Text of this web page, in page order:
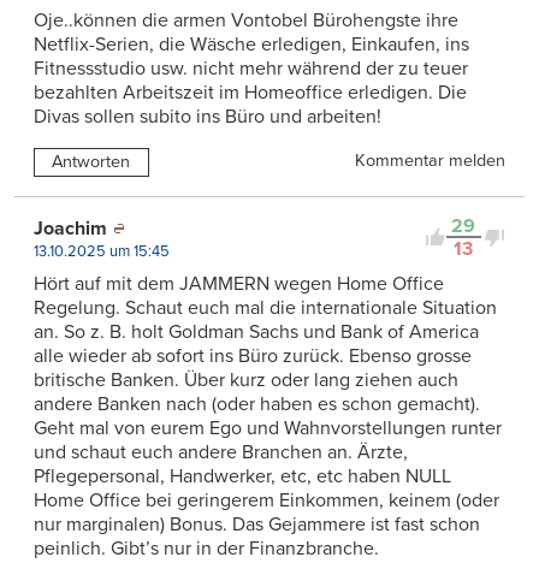
Oje..können die armen Vontobel Bürohengste ihre
Netflix-Serien, die Wäsche erledigen, Einkaufen, ins
Fitnessstudio usw. nicht mehr während der zu teuer
bezahlten Arbeitszeit im Homeoffice erledigen. Die
Divas sollen subito ins Büro und arbeiten!
Antworten Kommentar melden
29
13
Joachim
13.10.2025 um 15:45
Hört auf mit dem JAMMERN wegen Home Office
Regelung. Schaut euch mal die internationale Situation
an. So z. B. holt Goldman Sachs und Bank of America
alle wieder ab sofort ins Büro zurück. Ebenso grosse
britische Banken. Über kurz oder lang ziehen auch
andere Banken nach (oder haben es schon gemacht).
Geht mal von eurem Ego und Wahnvorstellungen runter
und schaut euch andere Branchen an. Ärzte,
Pflegepersonal, Handwerker, etc, etc haben NULL
Home Office bei geringerem Einkommen, keinem (oder
nur marginalen) Bonus. Das Gejammere ist fast schon
peinlich. Gibt’s nur in der Finanzbranche.